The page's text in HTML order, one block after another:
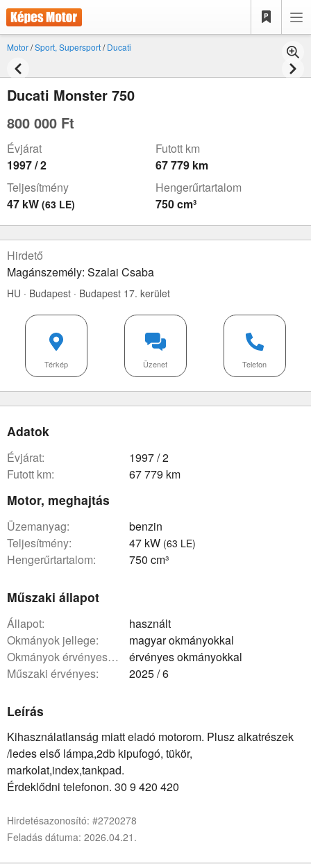
Motor/Sport, Supersport/Ducati
Ducati Monster 750
800 000 Ft
Évjárat
1997 / 2
Futott km
67 779 km
Teljesítmény
47 kW (63 LE)
Hengerűrtartalom
750 cm³
Hirdető
Magánszemély: Szalai Csaba
HU · Budapest · Budapest 17. kerület
Telefon
Üzenet
Térkép
Adatok
évjárat:
1997 / 2
futott km:
67 779 km
Motor, meghajtás
üzemanyag:
benzin
teljesítmény:
47 kW (63 LE)
hengerűrtartalom: 750 cm³
Műszaki állapot
állapot:
használt
okmányok jellege:
magyar okmányokkal
okmányok érvényessége:
érvényes okmányokkal
műszaki érvényes:
2025 / 6
Leírás
Kihasználatlanság miatt eladó motorom. Plusz alkatrészek
/ledes első lámpa,2db kipufogó, tükör,
markolat,index,tankpad.
Érdeklődni telefonon. 30 9 420 420
Hirdetésazonosító: #2720278
Feladás dátuma: 2026.04.21.